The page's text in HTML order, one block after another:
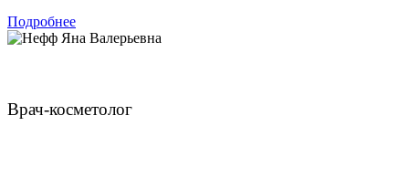
Подробнее
Врач-косметолог